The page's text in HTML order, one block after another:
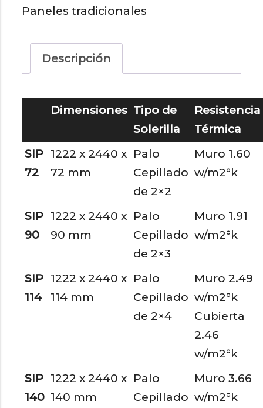
-
Paneles tradicionales
Descripción
Dimensiones Tipo de
Solerilla
Resistencia
Térmica
SIP
72
1222 x 2440 x
72 mm
Palo
Cepillado
de 2×2
Muro 1.60
w/m2°k
SIP
90
1222 x 2440 x
90 mm
Palo
Cepillado
de 2×3
Muro 1.91
w/m2°k
SIP
114
1222 x 2440 x
114 mm
Palo
Cepillado
de 2×4
Muro 2.49
w/m2°k
Cubierta
2.46
w/m2°k
SIP
140
1222 x 2440 x
140 mm
Palo
Cepillado
Muro 3.66
w/m2°k